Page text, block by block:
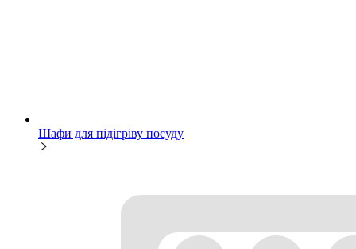
Шафи для підігріву посуду